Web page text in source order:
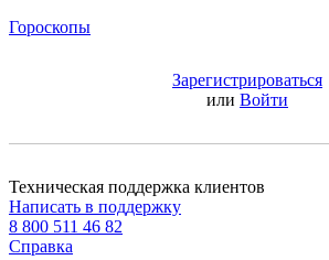
Гороскопы
Зарегистрироваться
или Войти
Техническая поддержка клиентов
Написать в поддержку
8 800 511 46 82
Справка